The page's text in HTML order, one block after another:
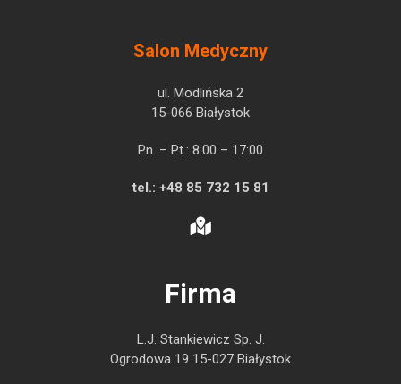
Salon Medyczny
ul. Modlińska 2
15-066 Białystok
Pn. – Pt.: 8:00 – 17:00
tel.: +48 85 732 15 81
Firma
L.J. Stankiewicz Sp. J.
Ogrodowa 19 15-027 Białystok